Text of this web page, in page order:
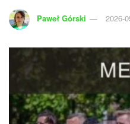
Paweł Górski 2026-